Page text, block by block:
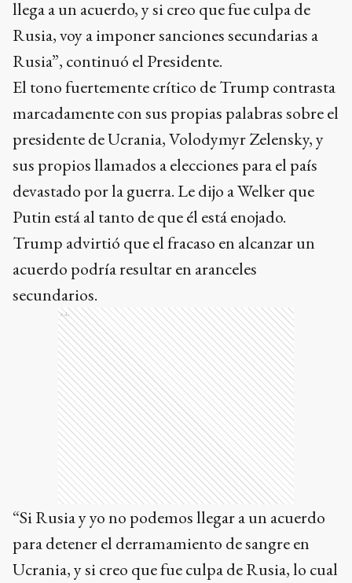
llega a un acuerdo, y si creo que fue culpa de
Rusia, voy a imponer sanciones secundarias a
Rusia”, continuó el Presidente.
El tono fuertemente crítico de Trump contrasta
marcadamente con sus propias palabras sobre el
presidente de Ucrania, Volodymyr Zelensky, y
sus propios llamados a elecciones para el país
devastado por la guerra. Le dijo a Welker que
Putin está al tanto de que él está enojado.
Trump advirtió que el fracaso en alcanzar un
acuerdo podría resultar en aranceles
secundarios.
Ads
“Si Rusia y yo no podemos llegar a un acuerdo
para detener el derramamiento de sangre en
Ucrania, y si creo que fue culpa de Rusia, lo cual